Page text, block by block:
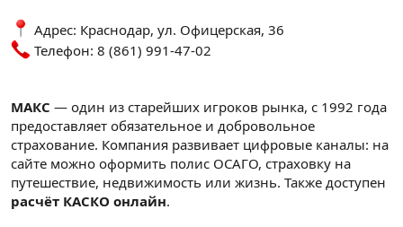
Адрес: Краснодар, ул. Офицерская, 36
Телефон: 8 (861) 991-47-02
МАКС — один из старейших игроков рынка, с 1992 года
предоставляет обязательное и добровольное
страхование. Компания развивает цифровые каналы: на
сайте можно оформить полис ОСАГО, страховку на
путешествие, недвижимость или жизнь. Также доступен
расчёт КАСКО онлайн.